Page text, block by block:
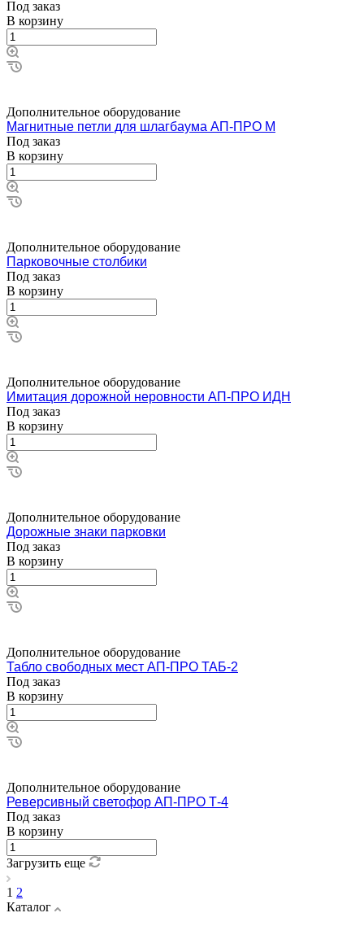
Под заказ
В корзину
Дополнительное оборудование
Магнитные петли для шлагбаума АП-ПРО М
Под заказ
В корзину
Дополнительное оборудование
Парковочные столбики
Под заказ
В корзину
Дополнительное оборудование
Имитация дорожной неровности АП-ПРО ИДН
Под заказ
В корзину
Дополнительное оборудование
Дорожные знаки парковки
Под заказ
В корзину
Дополнительное оборудование
Табло свободных мест АП-ПРО ТАБ-2
Под заказ
В корзину
Дополнительное оборудование
Реверсивный светофор АП-ПРО Т-4
Под заказ
В корзину
Загрузить еще
1 2
Каталог